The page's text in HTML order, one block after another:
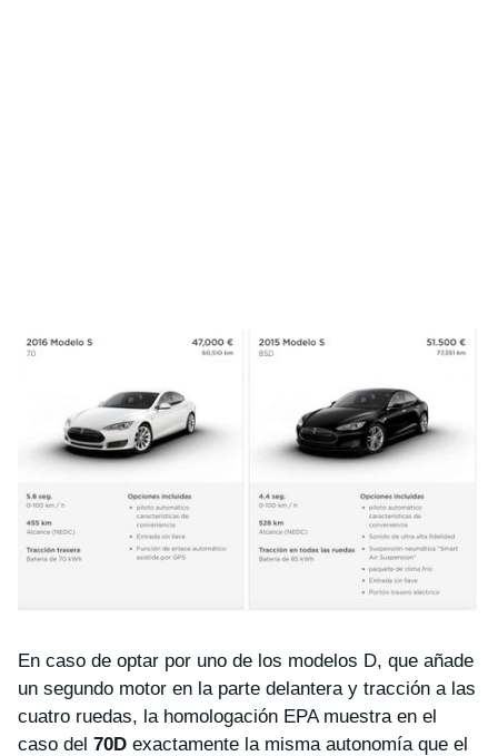
En caso de optar por uno de los modelos D, que añade
un segundo motor en la parte delantera y tracción a las
cuatro ruedas, la homologación EPA muestra en el
caso del 70D exactamente la misma autonomía que el